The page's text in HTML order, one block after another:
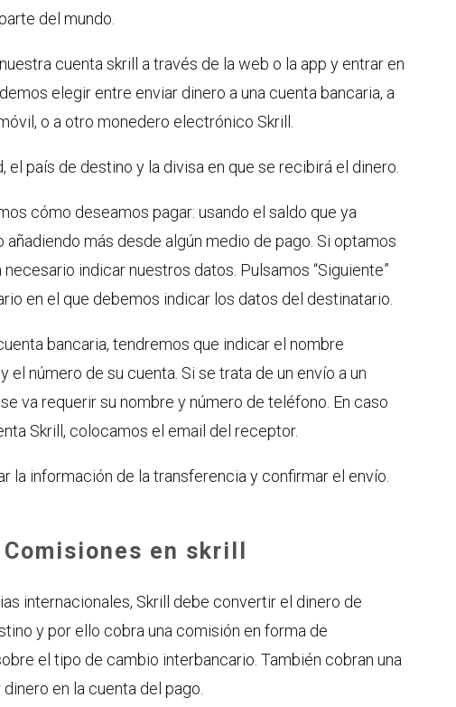
del mundo.
cuenta skrill a través de la web o la app y entrar en
elegir entre enviar dinero a una cuenta bancaria, a
o a otro monedero electrónico Skrill.
el país de destino y la divisa en que se recibirá el dinero.
cómo deseamos pagar: usando el saldo que ya
añadiendo más desde algún medio de pago. Si optamos
indicar nuestros datos. Pulsamos “Siguiente”
en el que debemos indicar los datos del destinatario.
bancaria, tendremos que indicar el nombre
número de su cuenta. Si se trata de un envío a un
va requerir su nombre y número de teléfono. En caso
Skrill, colocamos el email del receptor.
la información de la transferencia y confirmar el envío.
en skrill
internacionales, Skrill debe convertir el dinero de
y por ello cobra una comisión en forma de
el tipo de cambio interbancario. También cobran una
en la cuenta del pago.